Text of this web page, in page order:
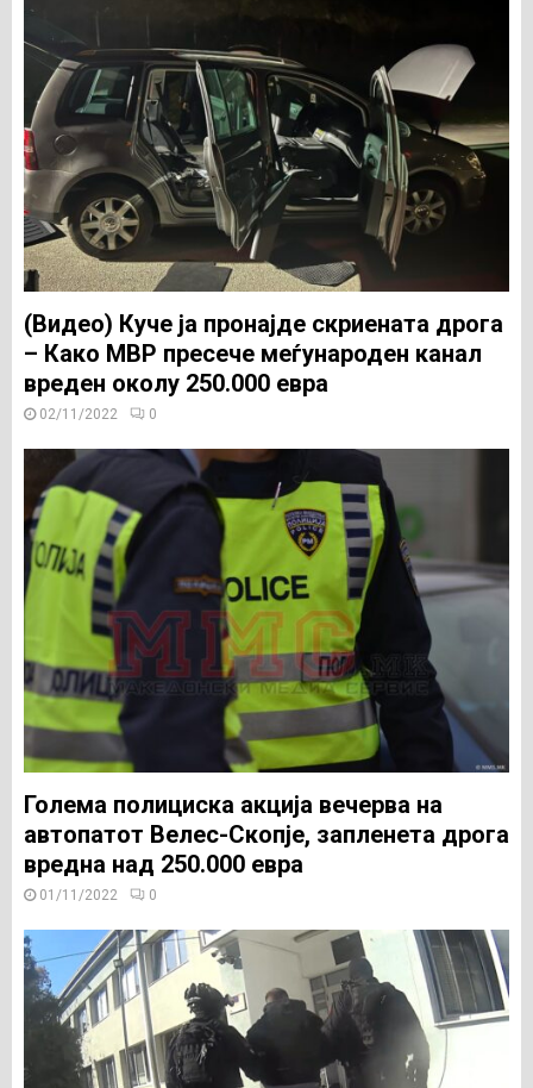
(Видео) Куче ја пронајде скриената дрога
– Како МВР пресече меѓународен канал
вреден околу 250.000 евра
02/11/2022 0
Голема полициска акција вечерва на
автопатот Велес-Скопје, запленета дрога
вредна над 250.000 евра
01/11/2022 0